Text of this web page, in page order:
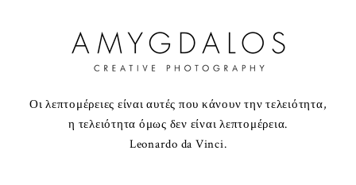
Οι λεπτομέρειες είναι αυτές που κάνουν την τελειότητα,
η τελειότητα όμως δεν είναι λεπτομέρεια.
Leonardo da Vinci.